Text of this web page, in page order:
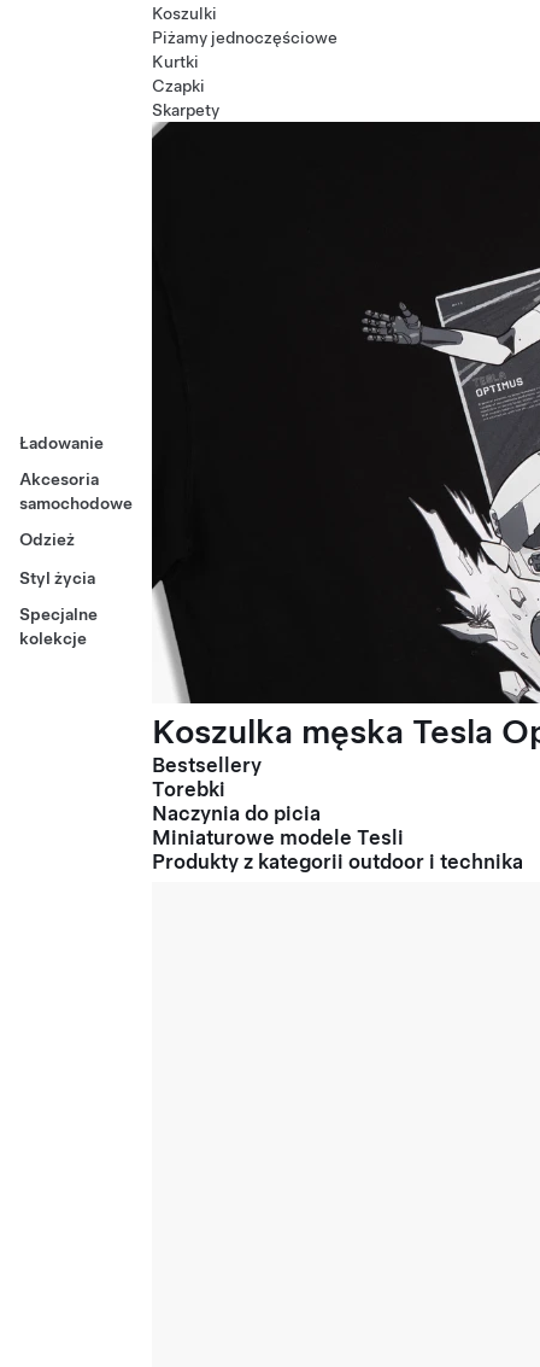
Ładowanie
Akcesoria
samochodowe
Odzież
Styl życia
Specjalne
kolekcje
Koszulki
Piżamy jednoczęściowe
Kurtki
Czapki
Skarpety
Koszulka męska Tesla
Bestsellery
Torebki
Naczynia do picia
Miniaturowe modele Tesli
Produkty z kategorii outdoor i technika